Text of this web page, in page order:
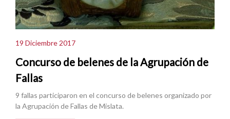
19 Diciembre 2017
Concurso de belenes de la Agrupación de
Fallas
9 fallas participaron en el concurso de belenes organizado por
la Agrupación de Fallas de Mislata.